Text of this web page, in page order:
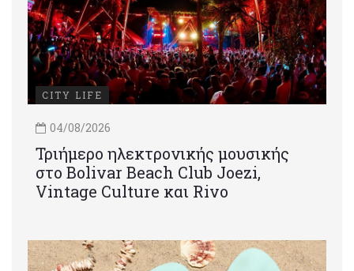
CITY LIFE
04/08/2026
Τριήμερο ηλεκτρονικής μουσικής
στο Bolivar Beach Club Joezi,
Vintage Culture και Rivo